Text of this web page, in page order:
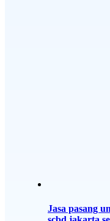
Jasa pasang